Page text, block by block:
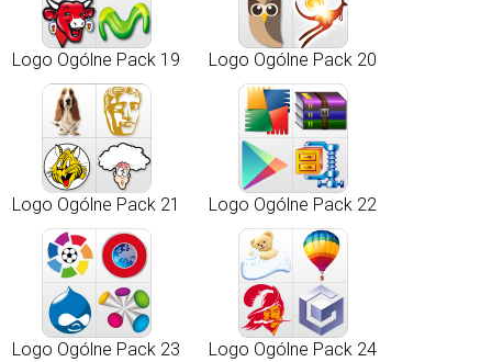
Logo Ogólne Pack 19 Logo Ogólne Pack 20
Logo Ogólne Pack 21 Logo Ogólne Pack 22
Logo Ogólne Pack 23 Logo Ogólne Pack 24